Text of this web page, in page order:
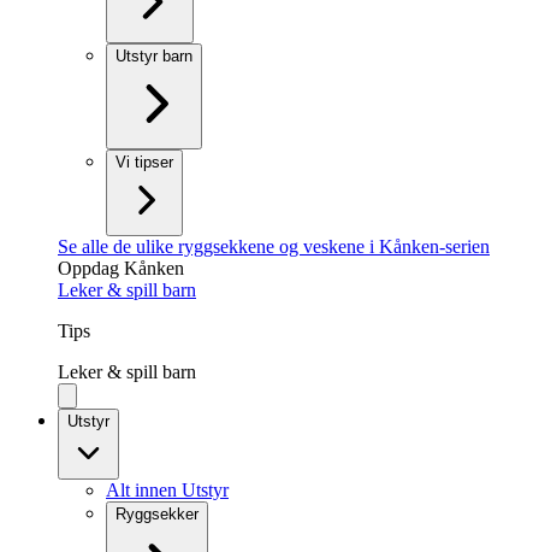
Utstyr barn
Vi tipser
Se alle de ulike ryggsekkene og veskene i Kånken-serien
Oppdag Kånken
Leker & spill barn
Tips
Leker & spill barn
Utstyr
Alt innen Utstyr
Ryggsekker